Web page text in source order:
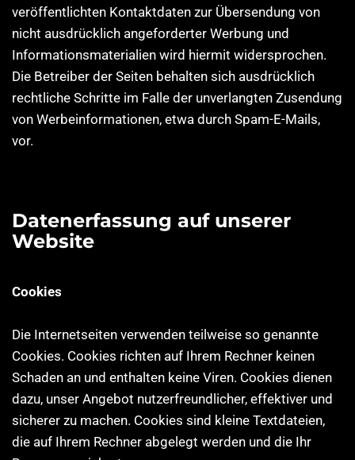
veröffentlichten Kontaktdaten zur Übersendung von
nicht ausdrücklich angeforderter Werbung und
Informationsmaterialien wird hiermit widersprochen.
Die Betreiber der Seiten behalten sich ausdrücklich
rechtliche Schritte im Falle der unverlangten Zusendung
von Werbeinformationen, etwa durch Spam-E-Mails,
vor.
Datenerfassung auf unserer
Website
Cookies
Die Internetseiten verwenden teilweise so genannte
Cookies. Cookies richten auf Ihrem Rechner keinen
Schaden an und enthalten keine Viren. Cookies dienen
dazu, unser Angebot nutzerfreundlicher, effektiver und
sicherer zu machen. Cookies sind kleine Textdateien,
die auf Ihrem Rechner abgelegt werden und die Ihr